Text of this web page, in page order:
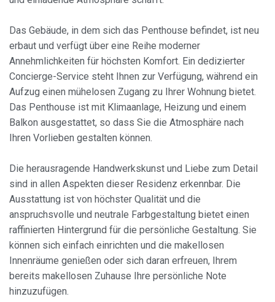
Das Gebäude, in dem sich das Penthouse befindet, ist neu
erbaut und verfügt über eine Reihe moderner
Annehmlichkeiten für höchsten Komfort. Ein dedizierter
Concierge-Service steht Ihnen zur Verfügung, während ein
Aufzug einen mühelosen Zugang zu Ihrer Wohnung bietet.
Das Penthouse ist mit Klimaanlage, Heizung und einem
Balkon ausgestattet, so dass Sie die Atmosphäre nach
Ihren Vorlieben gestalten können.
Die herausragende Handwerkskunst und Liebe zum Detail
sind in allen Aspekten dieser Residenz erkennbar. Die
Ausstattung ist von höchster Qualität und die
anspruchsvolle und neutrale Farbgestaltung bietet einen
raffinierten Hintergrund für die persönliche Gestaltung. Sie
können sich einfach einrichten und die makellosen
Innenräume genießen oder sich daran erfreuen, Ihrem
bereits makellosen Zuhause Ihre persönliche Note
hinzuzufügen.
Cookies ändern